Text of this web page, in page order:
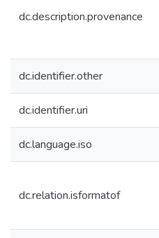
dc.description.provenance
dc.identifier.other
dc.identifier.uri
dc.language.iso
dc.relation.isformatof